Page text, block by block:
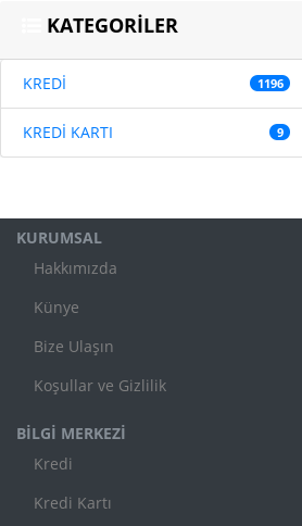
KATEGORİLER
KREDİ 1196
KREDİ KARTI 9
KURUMSAL
Hakkımızda
Künye
Bize Ulaşın
Koşullar ve Gizlilik
BİLGİ MERKEZİ
Kredi
Kredi Kartı